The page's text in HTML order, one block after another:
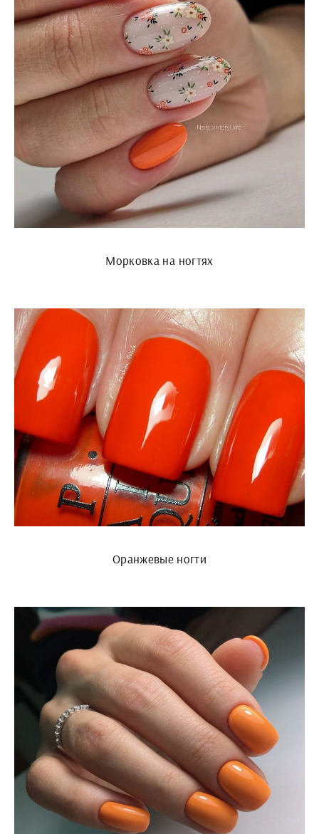
Морковка на ногтях
Оранжевые ногти